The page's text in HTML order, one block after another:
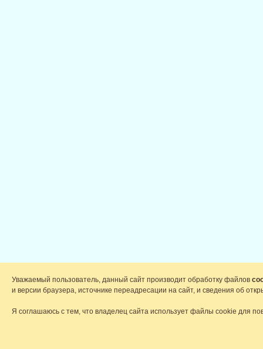
Уважаемый пользователь, данный сайт производит обработку файлов
и версии браузера, источнике переадресации на сайт, и сведения об
Я соглашаюсь с тем, что владелец сайта использует файлы cookie для